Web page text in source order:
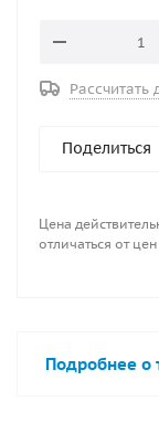
Рассчитать
Поделиться
Цена
отличаться от
Подробнее о